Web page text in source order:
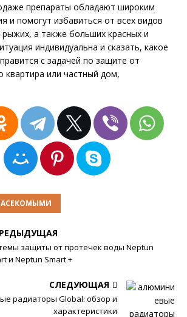
препараты обладают широким
и помогут избавиться от всех видов
рыжих, а также больших красных и
индивидуальна и сказать, какое
с задачей по защите от
квартира или частный дом,
защиты от протечек воды Neptun
и Neptun Smart +
СЛЕДУЮЩАЯ
радиаторы Global: обзор и
характеристики